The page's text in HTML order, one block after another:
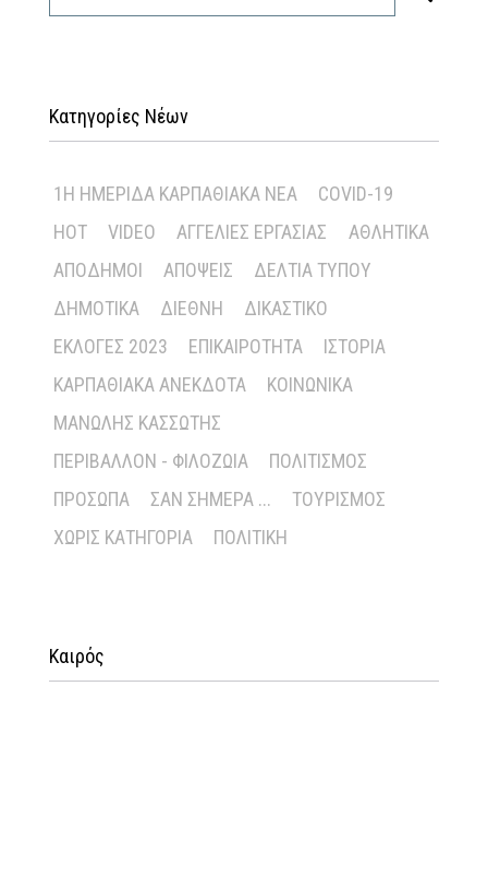
Κατηγορίες Νέων
1Η ΗΜΕΡΊΔΑ ΚΑΡΠΑΘΙΑΚΆ ΝΈΑ
COVID-19
HOT
VIDEO ΑΓΓΕΛΊΕΣ ΕΡΓΑΣΊΑΣ
ΑΘΛΗΤΙΚΆ
ΑΠΌΔΗΜΟΙ
ΑΠΌΨΕΙΣ
ΔΕΛΤΊΑ ΤΎΠΟΥ
ΔΗΜΟΤΙΚΆ
ΔΙΕΘΝΉ
ΔΙΚΑΣΤΙΚΌ
ΕΚΛΟΓΈΣ 2023
ΕΠΙΚΑΙΡΌΤΗΤΑ
ΙΣΤΟΡΊΑ
ΚΑΡΠΑΘΙΑΚΆ ΑΝΈΚΔΟΤΑ
ΚΟΙΝΩΝΙΚΆ
ΜΑΝΏΛΗΣ ΚΑΣΣΏΤΗΣ
ΠΕΡΙΒΆΛΛΟΝ - ΦΙΛΟΖΩΊΑ
ΠΟΛΙΤΙΣΜΌΣ
ΠΡΌΣΩΠΑ
ΣΑΝ ΣΉΜΕΡΑ ...
ΤΟΥΡΙΣΜΌΣ
ΧΩΡΊΣ ΚΑΤΗΓΟΡΊΑ
ΠΟΛΙΤΙΚΉ
Καιρός